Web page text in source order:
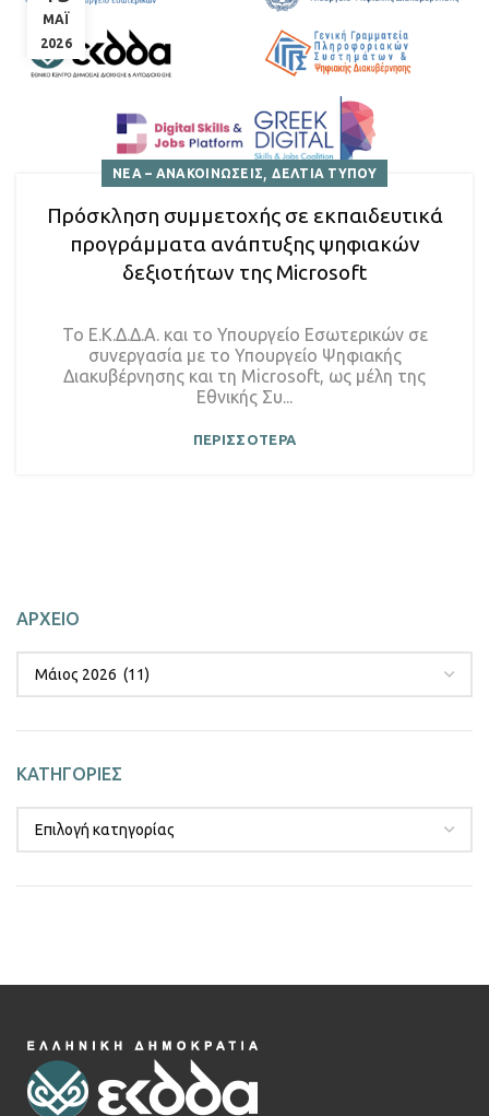
ΜΑΪ
2026
ΝΕΑ – ΑΝΑΚΟΙΝΩΣΕΙΣ,ΔΕΛΤΙΑ ΤΥΠΟΥ
Πρόσκληση συμμετοχής σε εκπαιδευτικά
προγράμματα ανάπτυξης ψηφιακών
δεξιοτήτων της Microsoft
Το Ε.Κ.Δ.Δ.Α. και το Υπουργείο Εσωτερικών σε
συνεργασία με το Υπουργείο Ψηφιακής
Διακυβέρνησης και τη Microsoft, ως μέλη της
Εθνικής Συ...
ΠΕΡΙΣΣΟΤΕΡΑ
ΑΡΧΕΙΟ
ΚΑΤΗΓΟΡΙΕΣ